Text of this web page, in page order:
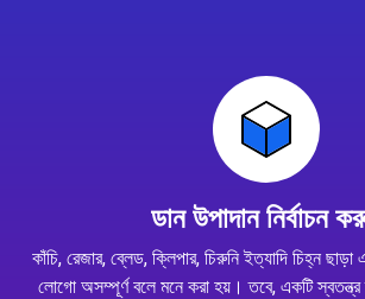
ডান উপাদান নির্বাচন
কাঁচি, রেজার, ব্লেড, ক্লিপার, চিরুনি ইত্যাদি চিহ্ন ছাড়া
লোগো অসম্পূর্ণ বলে মনে করা হয়। তবে, একটি স্বতন্ত্র